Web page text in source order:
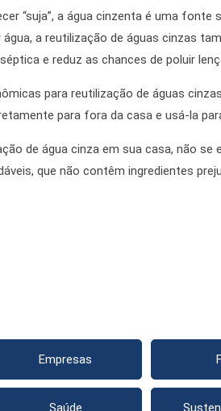
“suja”, a água cinzenta é uma
a reutilização de águas cinzas
e reduz as chances de poluir
para reutilização de águas
para fora da casa e usá-la
de água cinza em sua casa, não se
que não contêm ingredientes
Empresas